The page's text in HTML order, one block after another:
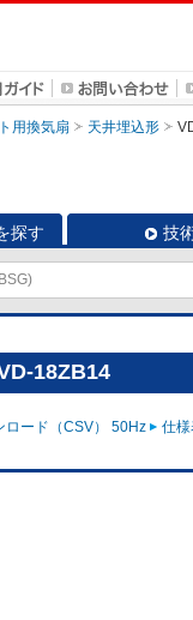
用換気扇 天井埋込形
探す 技
18ZB14
ロード（CSV） 50Hz 仕